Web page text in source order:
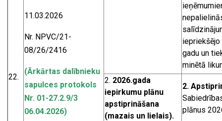
22.
11.03.2026
Nr. NPVC/21-
08/26/2416
(Ārkārtas dalībnieku
sapulces protokols
Nr. 01-27.2.9/3
06.04.2026)
gadu un
minētā
2. 2026.gada
iepirkumu plānu
apstiprināšana
(mazais un lielais).
2.
plānus